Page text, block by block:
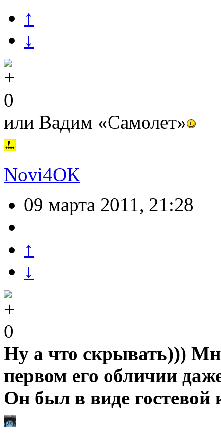
↑
↓
0
или Вадим «Самолет»
Novi4OK
09 марта 2011, 21:28
↑
↓
0
Ну а что скрывать)))
первом его обличии
Он был в виде гостевой